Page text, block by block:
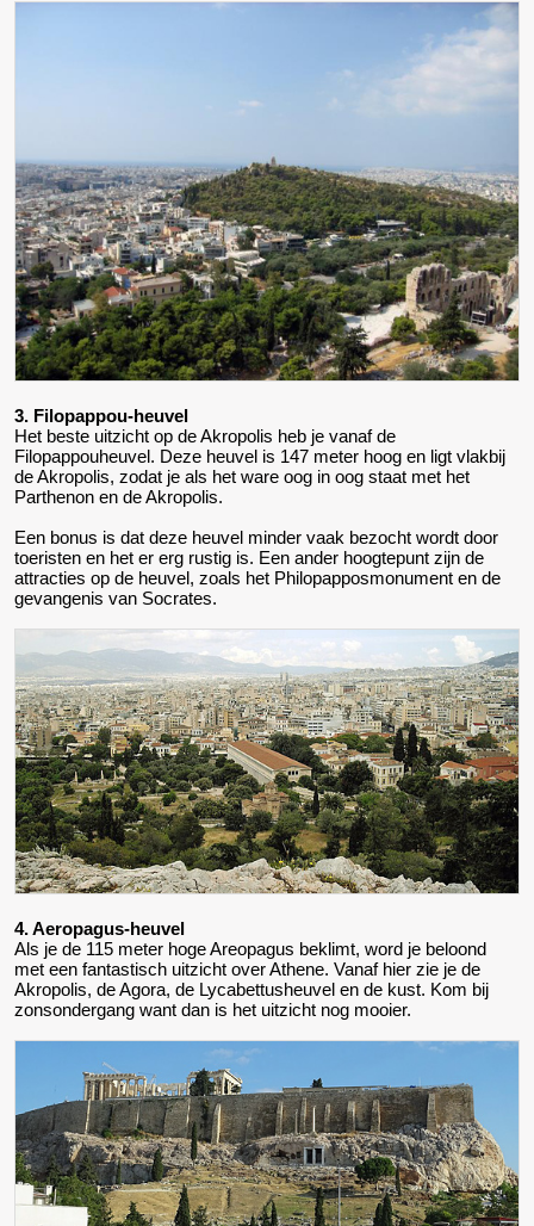
3. Filopappou-heuvel
Het beste uitzicht op de Akropolis heb je vanaf de
Filopappouheuvel. Deze heuvel is 147 meter hoog en ligt vlakbij
de Akropolis, zodat je als het ware oog in oog staat met het
Parthenon en de Akropolis.
Een bonus is dat deze heuvel minder vaak bezocht wordt door
toeristen en het er erg rustig is. Een ander hoogtepunt zijn de
attracties op de heuvel, zoals het Philopapposmonument en de
gevangenis van Socrates.
4. Aeropagus-heuvel
Als je de 115 meter hoge Areopagus beklimt, word je beloond
met een fantastisch uitzicht over Athene. Vanaf hier zie je de
Akropolis, de Agora, de Lycabettusheuvel en de kust. Kom bij
zonsondergang want dan is het uitzicht nog mooier.